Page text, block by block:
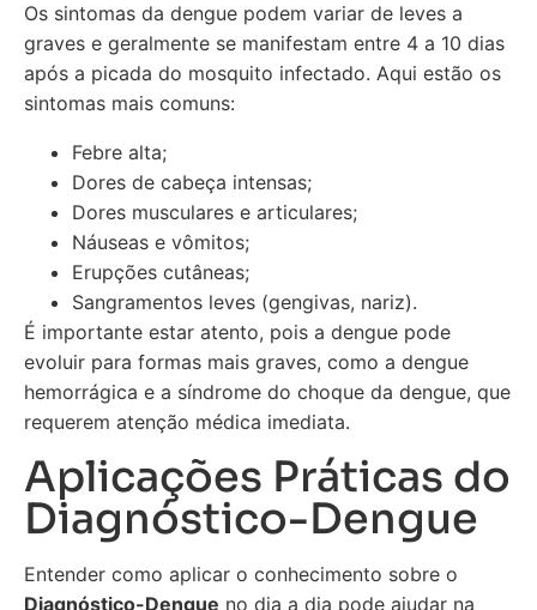
Os sintomas da dengue podem variar de leves a
graves e geralmente se manifestam entre 4 a 10 dias
após a picada do mosquito infectado. Aqui estão os
sintomas mais comuns:
Febre alta;
Dores de cabeça intensas;
Dores musculares e articulares;
Náuseas e vômitos;
Erupções cutâneas;
Sangramentos leves (gengivas, nariz).
É importante estar atento, pois a dengue pode
evoluir para formas mais graves, como a dengue
hemorrágica e a síndrome do choque da dengue, que
requerem atenção médica imediata.
Aplicações Práticas do
Diagnóstico-Dengue
Entender como aplicar o conhecimento sobre o
Diagnóstico-Dengue no dia a dia pode ajudar na